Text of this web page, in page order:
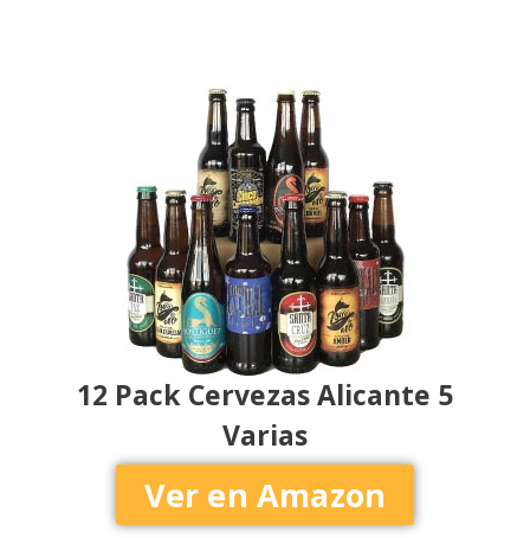
12 Pack Cervezas Alicante 5
Varias
Ver en Amazon